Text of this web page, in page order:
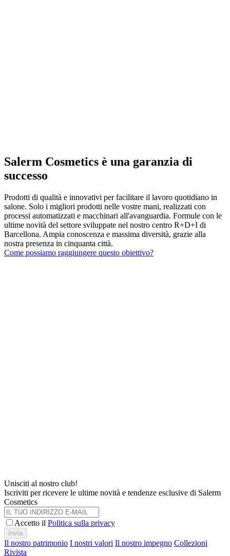
Salerm Cosmetics è una garanzia di
successo
Prodotti di qualità e innovativi per facilitare il lavoro quotidiano in
salone. Solo i migliori prodotti nelle vostre mani, realizzati con
processi automatizzati e macchinari all'avanguardia. Formule con le
ultime novità del settore sviluppate nel nostro centro R+D+I di
Barcellona. Ampia conoscenza e massima diversità, grazie alla
nostra presenza in cinquanta città.
Come possiamo raggiungere questo obiettivo?
Unisciti al nostro club!
Iscriviti per ricevere le ultime novità e tendenze esclusive di Salerm
Cosmetics
Accetto il Politica sulla privacy
Invia
Il nostro patrimonio I nostri valori Il nostro impegno Collezioni
Rivista